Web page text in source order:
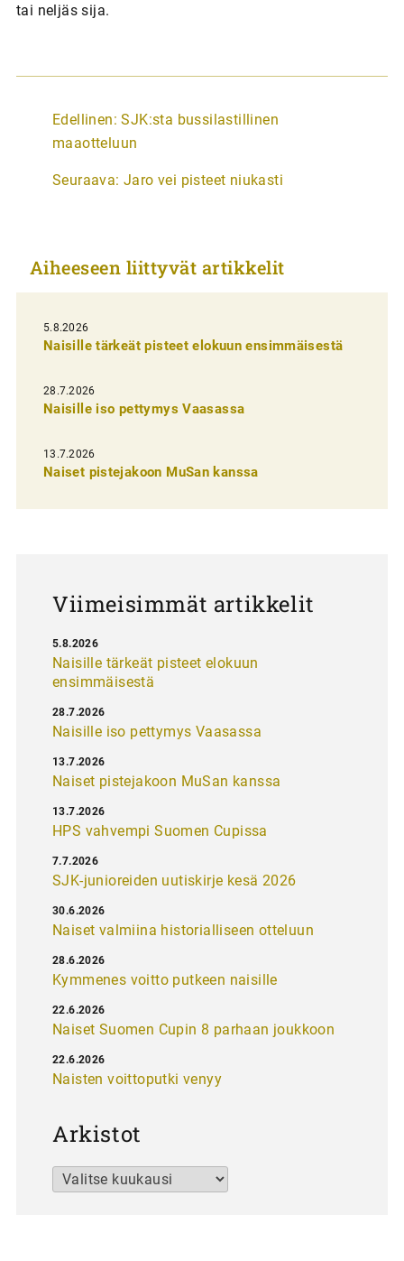
tai neljäs sija.
A
r
i
e
i
e
n
s
e
l
Edellinen: SJK:sta bussilastillinen
maaotteluun
Seuraava: Jaro vei pisteet niukasti
Aiheeseen liittyvät artikkelit
5.8.2026
Naisille tärkeät pisteet elokuun ensimmäisestä
28.7.2026
Naisille iso pettymys Vaasassa
13.7.2026
Naiset pistejakoon MuSan kanssa
Viimeisimmät artikkelit
Naisille tärkeät pisteet elokuun
ensimmäisestä
5.8.2026
Naisille iso pettymys Vaasassa
28.7.2026
Naiset pistejakoon MuSan kanssa
13.7.2026
HPS vahvempi Suomen Cupissa
13.7.2026
SJK-junioreiden uutiskirje kesä 2026
7.7.2026
Naiset valmiina historialliseen otteluun
30.6.2026
Kymmenes voitto putkeen naisille
28.6.2026
Naiset Suomen Cupin 8 parhaan joukkoon
22.6.2026
Naisten voittoputki venyy
22.6.2026
Arkistot
Arkistot